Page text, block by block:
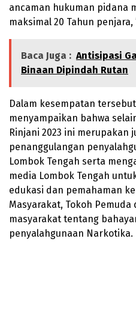
ancaman hukuman pidana
maksimal 20 Tahun penjara,
Baca Juga : Antisipasi
Binaan Dipindah Rutan
Dalam kesempatan
menyampaikan bahwa
Rinjani 2023 ini merupakan
penanggulangan
Lombok Tengah serta
media Lombok Tengah
edukasi dan pemahaman
Masyarakat, Tokoh
masyarakat tentang
penyalahgunaan Narkotika.